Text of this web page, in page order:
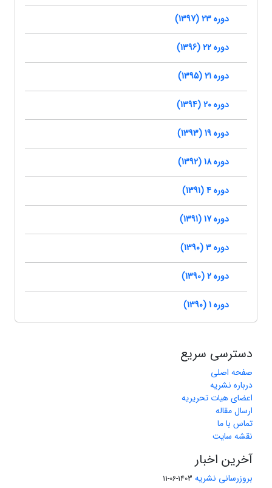
دوره 23 (1397)
دوره 22 (1396)
دوره 21 (1395)
دوره 20 (1394)
دوره 19 (1393)
دوره 18 (1392)
دوره 4 (1391)
دوره 17 (1391)
دوره 3 (1390)
دوره 2 (1390)
دوره 1 (1390)
دسترسی سریع
صفحه اصلی
درباره نشریه
اعضای هیات تحریریه
ارسال مقاله
تماس با ما
نقشه سایت
آخرین اخبار
بروزرسانی نشریه 1403-06-11